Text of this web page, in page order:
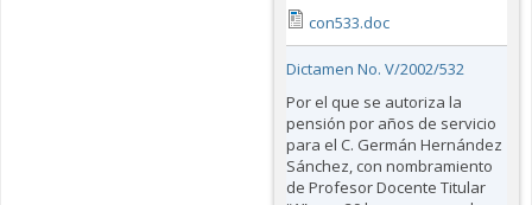
con533.doc
Dictamen No. V/2002/532
Por el que se autoriza la
pensión por años de servicio
para el C. Germán Hernández
Sánchez, con nombramiento
de Profesor Docente Titular